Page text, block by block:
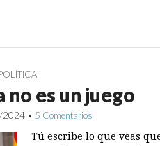
no es un juego
2024 • 5 Comentarios
Tú escribe lo que veas